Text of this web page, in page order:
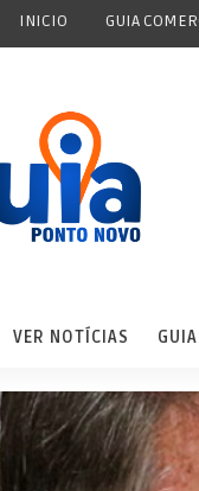
INICIO GUIA
VER NOTÍCIAS